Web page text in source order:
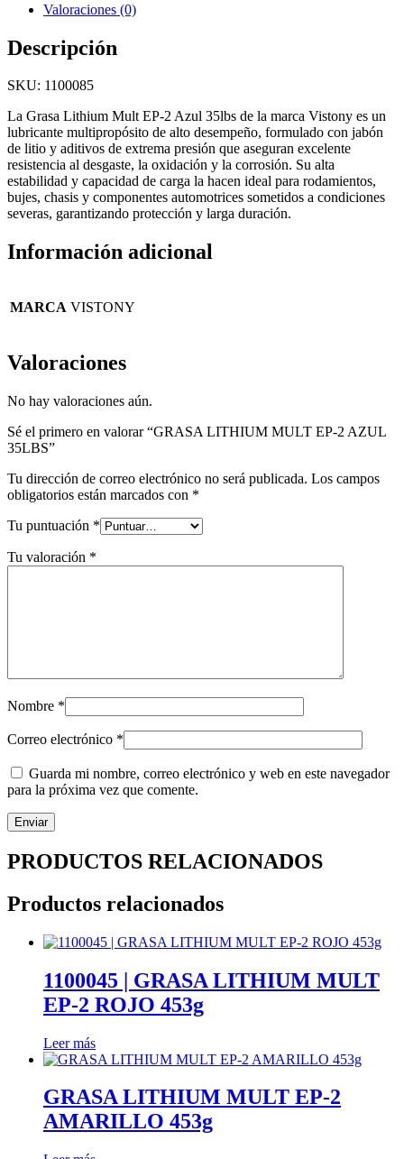
Valoraciones (0)
Descripción
SKU: 1100085
La Grasa Lithium Mult EP-2 Azul 35lbs de la marca Vistony es un
lubricante multipropósito de alto desempeño, formulado con jabón
de litio y aditivos de extrema presión que aseguran excelente
resistencia al desgaste, la oxidación y la corrosión. Su alta
estabilidad y capacidad de carga la hacen ideal para rodamientos,
bujes, chasis y componentes automotrices sometidos a condiciones
severas, garantizando protección y larga duración.
Información adicional
MARCA VISTONY
Valoraciones
No hay valoraciones aún.
Sé el primero en valorar “GRASA LITHIUM MULT EP-2 AZUL
35LBS”
Tu dirección de correo electrónico no será publicada. Los campos
obligatorios están marcados con *
Tu puntuación *
Tu valoración *
Nombre *
Correo electrónico *
Guarda mi nombre, correo electrónico y web en este navegador
para la próxima vez que comente.
PRODUCTOS RELACIONADOS
Productos relacionados
1100045 | GRASA LITHIUM MULT
EP-2 ROJO 453g
Leer más
GRASA LITHIUM MULT EP-2
AMARILLO 453g